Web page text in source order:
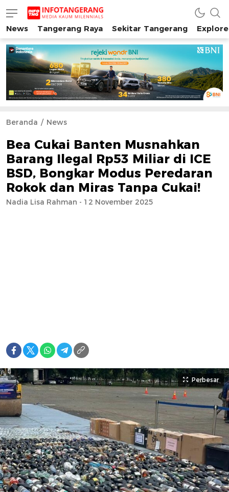
INFO TANGERANG
Media Kaum Millenials Tangerang Raya
News Tangerang Raya Sekitar Tangerang
Beranda News
Bea Cukai Banten Musnahkan
Barang Ilegal Rp53 Miliar di ICE
BSD, Bongkar Modus Peredaran
Rokok dan Miras Tanpa Cukai!
Nadia Lisa Rahman - 12 November 2025
Perbesar